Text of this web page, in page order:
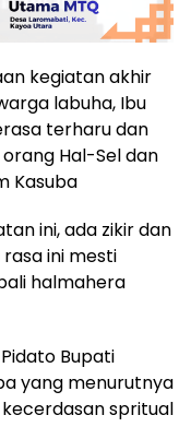
kegiatan akhir
labuha, Ibu
terharu dan
Hal-Sel dan
Kasuba
ini, ada zikir dan
ini mesti
halmahera
Bupati
yang menurutnya
spritual